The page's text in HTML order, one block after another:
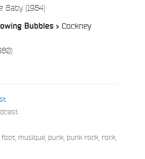
Baby (1984)/
Bubbles > Cockney
/
foot musique punk punk rock rock